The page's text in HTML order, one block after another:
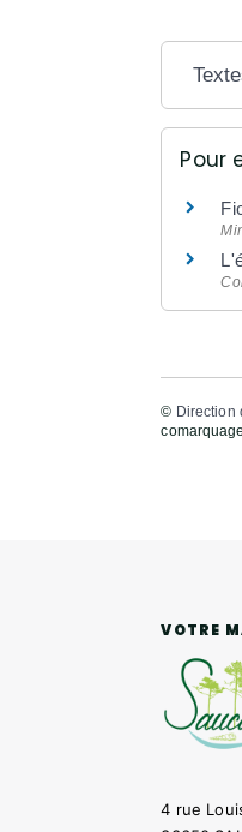
Pour
© Direction
VOTRE
4 rue